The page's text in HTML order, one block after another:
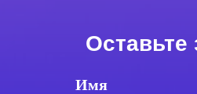
Имя
Оставьте